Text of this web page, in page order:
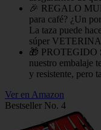
🎉 REGALO
para café? ¿Un
La taza puede
súper
🎁 PROTEGIDO
nuestro embalaje
y resistente, pero
Ver en Amazon
Bestseller No. 4